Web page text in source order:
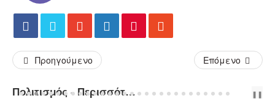
Προηγούμενο Επόμενο
Πολιτισμός - Περισσότερα Άρθρα... PREVNEXT
❚❚